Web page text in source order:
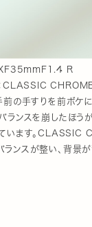
R
：CLASSIC
前の手すりを前ボケ
ランスを崩したほう
います。CLASSIC
ンスが整い、背景